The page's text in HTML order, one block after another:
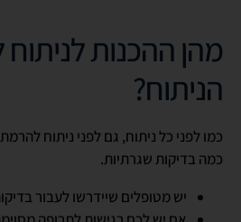
מהן ההכנות לניתוח
הניתוח?
כמו לפני כל ניתוח, גם לפני ניתוח
כמה בדיקות שגרתיות.
יש מטופלים שיידרשו לעבור